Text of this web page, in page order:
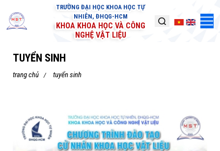
TRƯỜNG ĐẠI HỌC KHOA HỌC TỰ
NHIÊN, ĐHQG-HCM
KHOA KHOA HỌC VÀ CÔNG
NGHỆ VẬT LIỆU
TUYỂN SINH
trang chủ tuyển sinh